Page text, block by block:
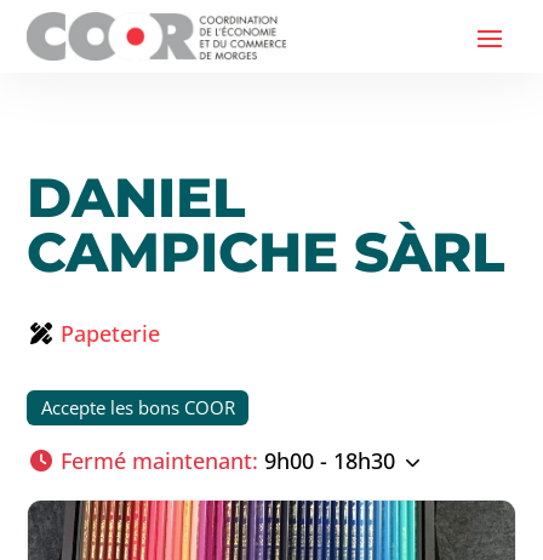
DANIEL
CAMPICHE SÀRL
Papeterie
Accepte les bons COOR
Fermé maintenant: 9h00 - 18h30